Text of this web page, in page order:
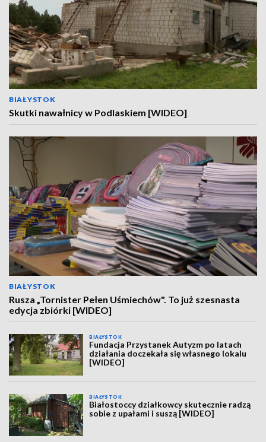
BIAŁYSTOK
Skutki nawałnicy w Podlaskiem [WIDEO]
BIAŁYSTOK
Rusza „Tornister Pełen Uśmiechów". To już szesnasta
edycja zbiórki [WIDEO]
BIAŁYSTOK
Fundacja Przystanek Autyzm po latach
działania doczekała się własnego lokalu
[WIDEO]
BIAŁYSTOK
Białostoccy działkowcy skutecznie radzą
sobie z upałami i suszą [WIDEO]